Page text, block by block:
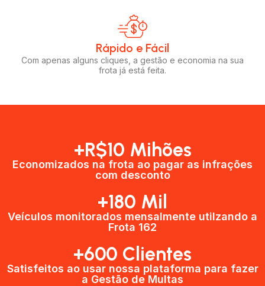
Rápido e Fácil​
Com apenas alguns cliques, a gestão e economia na sua
frota já está feita.
+R$10 Mihões
Economizados na frota ao pagar as infrações
com desconto
+180 Mil
Veículos monitorados mensalmente utilzando a
Frota 162
+600 Clientes​
Satisfeitos ao usar nossa plataforma para fazer
a Gestão de Multas​